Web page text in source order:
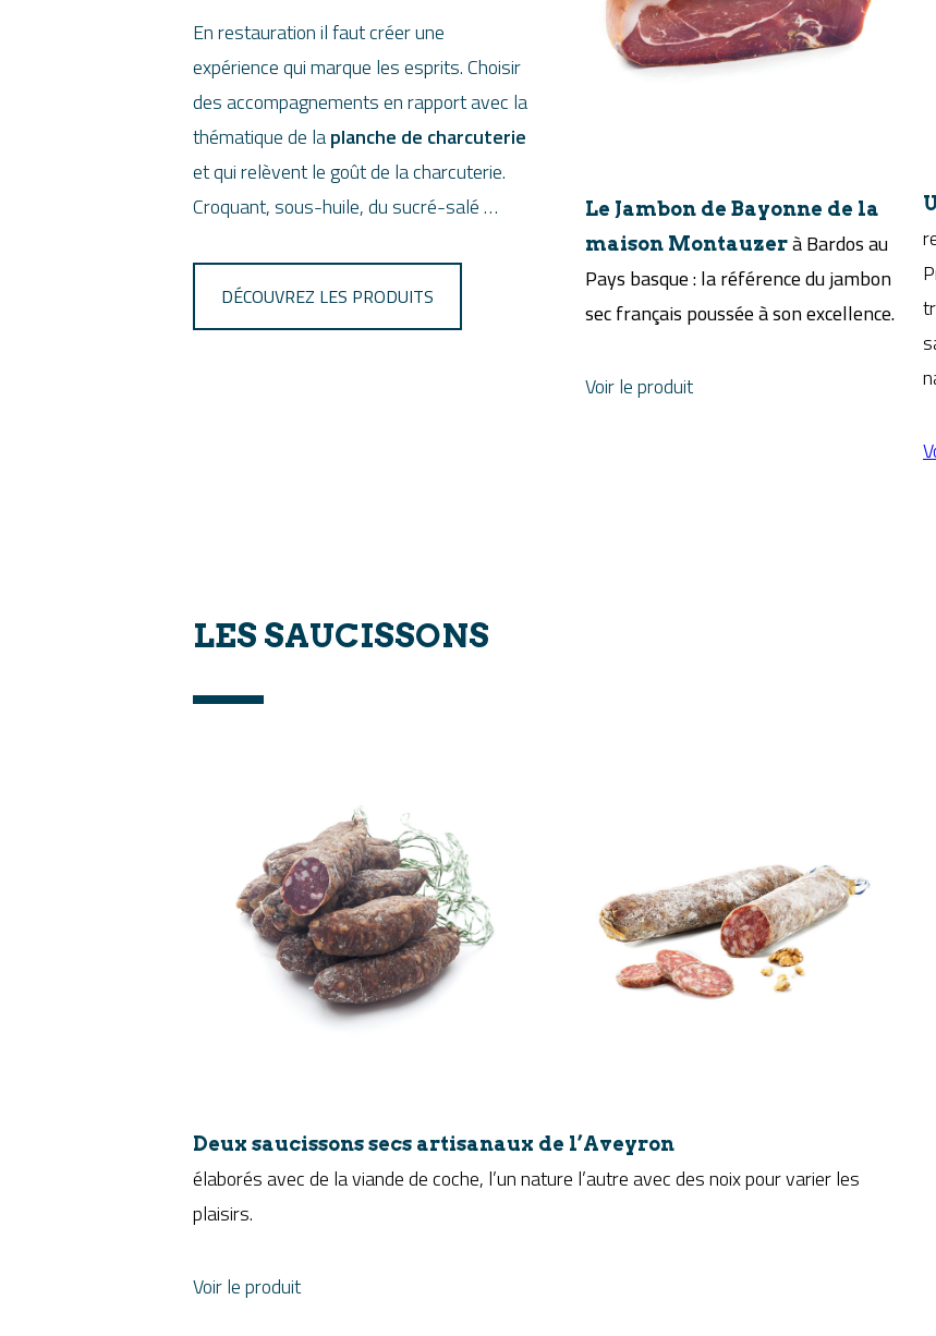
En restauration il faut créer une
expérience qui marque les esprits. Choisir
des accompagnements en rapport avec la
thématique de laplanche de charcuterie
et qui relèvent le goût de la charcuterie.
Croquant, sous-huile, du sucré-salé …
DÉCOUVREZ LES PRODUITS
Le Jambon de Bayonne de la
maison Montauzerà Bardos au
Pays basque : la référence du jambon
sec français poussée à son excellence.
Voir le produit
LES SAUCISSONS
Deux saucissons secs artisanaux de l’Aveyron
élaborés avec de la viande de coche, l’un nature l’autre avec des noix pour varier les
plaisirs.
Voir le produit